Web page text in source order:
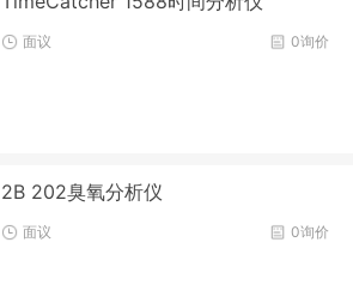
0询价
面议
2B 202臭氧分析仪
0询价
面议